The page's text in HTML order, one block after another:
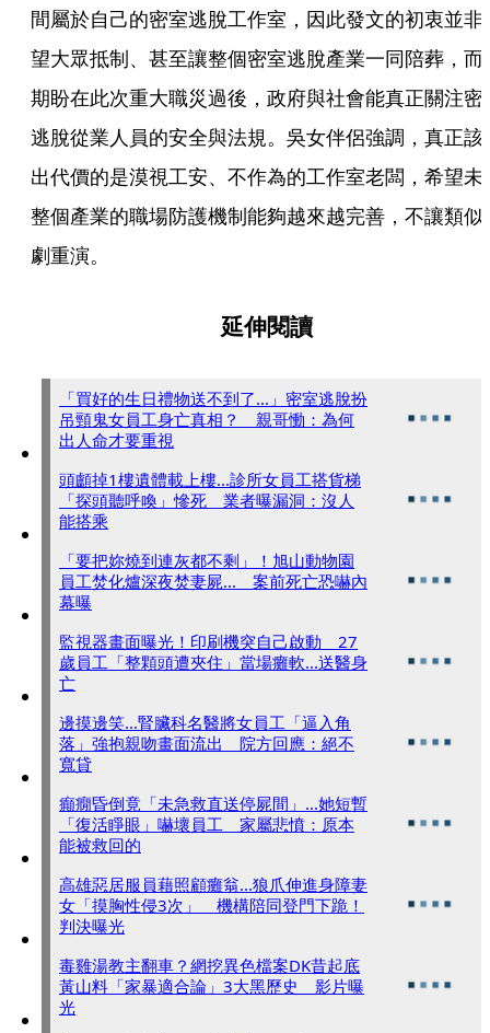
間屬於自己的密室逃脫工作室，因此發文的初衷並非
望大眾抵制、甚至讓整個密室逃脫產業一同陪葬，而
期盼在此次重大職災過後，政府與社會能真正關注密
逃脫從業人員的安全與法規。吳女伴侶強調，真正該
出代價的是漠視工安、不作為的工作室老闆，希望未
整個產業的職場防護機制能夠越來越完善，不讓類似
劇重演。
延伸閱讀
「買好的生日禮物送不到了...」密室逃脫扮
吊頸鬼女員工身亡真相？ 親哥慟：為何
出人命才要重視
頭顱掉1樓遺體載上樓...診所女員工搭貨梯
「探頭聽呼喚」慘死 業者曝漏洞：沒人
能搭乘
「要把妳燒到連灰都不剩」！旭山動物園
員工焚化爐深夜焚妻屍... 案前死亡恐嚇內
幕曝
監視器畫面曝光！印刷機突自己啟動 27
歲員工「整顆頭遭夾住」當場癱軟...送醫身
亡
邊摸邊笑...腎臟科名醫將女員工「逼入角
落」強抱親吻畫面流出 院方回應：絕不
寬貸
癲癇昏倒竟「未急救直送停屍間」...她短暫
「復活睜眼」嚇壞員工 家屬悲憤：原本
能被救回的
高雄惡居服員藉照顧癱翁...狼爪伸進身障妻
女「摸胸性侵3次」 機構陪同登門下跪！
判決曝光
毒雞湯教主翻車？網挖異色檔案DK昔起底
黃山料「家暴適合論」3大黑歷史 影片曝
光